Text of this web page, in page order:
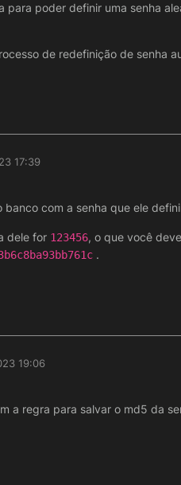
para poder definir uma senha
de redefinição de senha
17:39
com a senha que ele
dele for 123456, o que você
.
19:06
a regra para salvar o md5 da